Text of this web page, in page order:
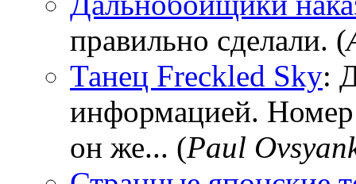
правильно сделали. (
Танец Freckled Sky:
информацией.
он же... (Paul